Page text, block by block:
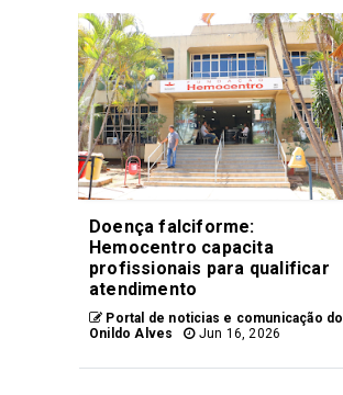
Doença falciforme:
Hemocentro capacita
profissionais para qualificar
atendimento
Portal de noticias e comunicação do
Onildo Alves
Jun 16, 2026